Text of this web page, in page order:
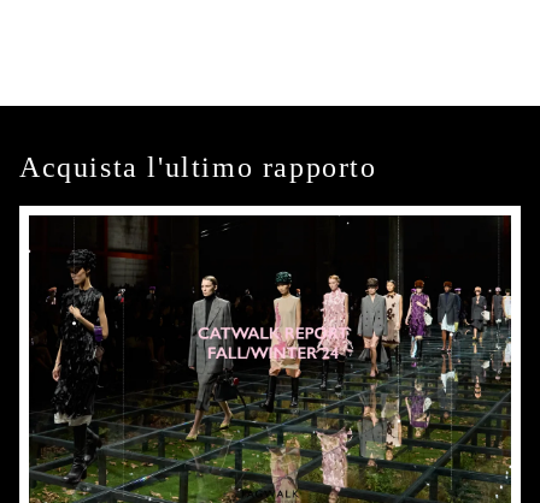
Acquista l'ultimo rapporto